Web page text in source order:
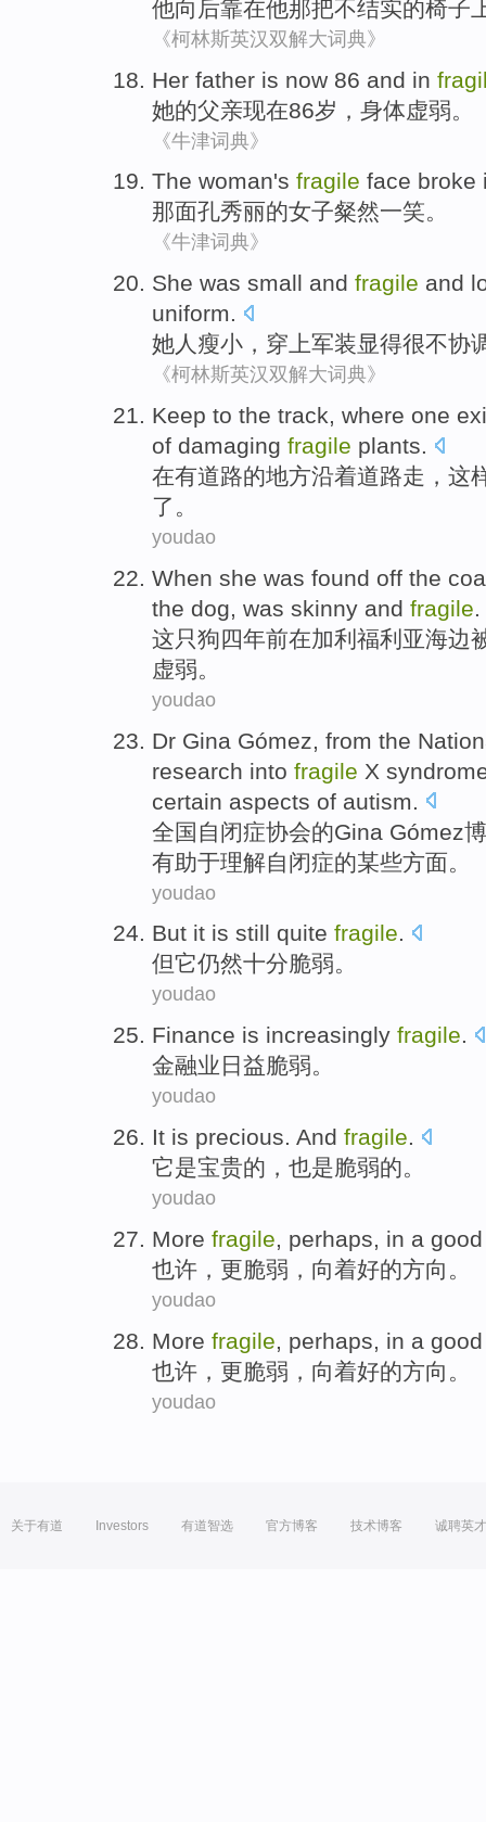
他向后靠在他那把不结实的椅子
《柯林斯英汉双解大词典》
Her father is now 86 and in
她的父亲现在86岁， 身体虚弱。
《牛津词典》
The woman's fragile face broke
那面孔秀丽的女子粲然一笑。
《牛津词典》
She was small and fragile and
uniform.
她人瘦小，穿上军装显得很不协
《柯林斯英汉双解大词典》
Keep to the track, where one
of damaging fragile plants.
在有道路的地方沿着道路走， 这
了。
youdao
When she was found off the
the dog, was skinny and fragile.
这只狗四年前在加利福利亚海边
虚弱。
youdao
Dr Gina Gómez, from the
research into fragile X
certain aspects of autism
全国 自闭症协会的Gina Gómez
有助于理解自闭症的某些方面 。
youdao
But it is still quite fragile.
但它仍然十分脆弱。
youdao
Finance is increasingly fragile.
金融业 日益脆弱。
youdao
It is precious. And fragile.
它是宝贵的 ， 也是脆弱的。
youdao
More fragile, perhaps, in a good
也许 ， 更脆弱 ，向着好的方向 。
youdao
More fragile perhaps , in a good
也许 ， 更脆弱 ，向着好的方向 。
youdao
关于有道 Investors 有道智选 官方博客 技术博客 诚聘英才